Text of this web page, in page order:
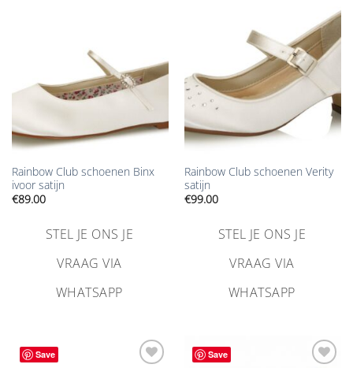
Rainbow Club schoenen Binx
ivoor satijn
€89.00
STEL JE ONS JE
VRAAG VIA
WHATSAPP
verlanglijst
toevoegen
Rainbow Club schoenen Verity
satijn
€99.00
STEL JE ONS JE
VRAAG VIA
WHATSAPP
Save
Save